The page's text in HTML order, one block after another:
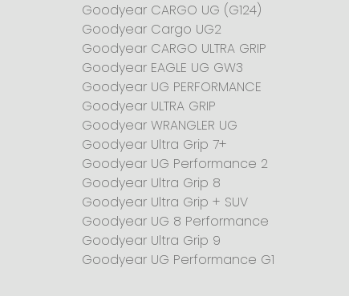
Goodyear CARGO UG (G124)
Goodyear Cargo UG2
Goodyear CARGO ULTRA GRIP
Goodyear EAGLE UG GW3
Goodyear UG PERFORMANCE
Goodyear ULTRA GRIP
Goodyear WRANGLER UG
Goodyear Ultra Grip 7+
Goodyear UG Performance 2
Goodyear Ultra Grip 8
Goodyear Ultra Grip + SUV
Goodyear UG 8 Performance
Goodyear Ultra Grip 9
Goodyear UG Performance G1